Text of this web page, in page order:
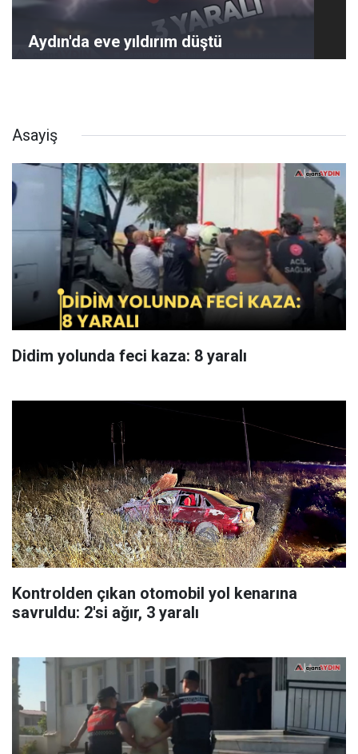
Aydın'da eve yıldırım düştü
Asayiş
Didim yolunda feci kaza: 8 yaralı
Kontrolden çıkan otomobil yol kenarına
savruldu: 2'si ağır, 3 yaralı